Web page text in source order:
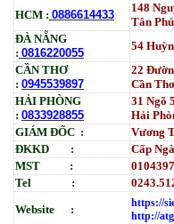
HCM : 0886614433
148
Tân
ĐÀ NẴNG
: 0816220055
54
CẦN THƠ
: 0945539897
22
Cần
HẢI PHÒNG
: 0833928855
31 Ngõ
Hải
GIÁM ĐỐC :
Vương
ĐKKD :
Cấp
MST :
Tel :
Website :
https://
http://